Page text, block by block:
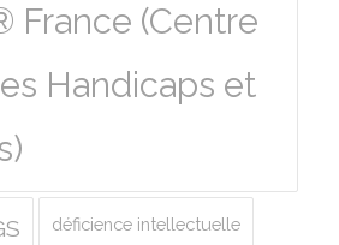
France (Centre
Handicaps et
déficience intellectuelle